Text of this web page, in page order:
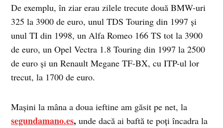
De exemplu, în ziar erau zilele trecute două BMW-uri
325 la 3900 de euro, unul TDS Touring din 1997 şi
unul TI din 1998, un Alfa Romeo 166 TS tot la 3900
de euro, un Opel Vectra 1.8 Touring din 1997 la 2500
de euro şi un Renault Megane TF-BX, cu ITP-ul lor
trecut, la 1700 de euro.
Maşini la mâna a doua ieftine am găsit pe net, la
segundamano.es,unde dacă ai baftă te poţi încadra la